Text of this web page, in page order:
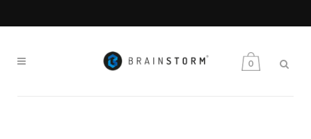
0